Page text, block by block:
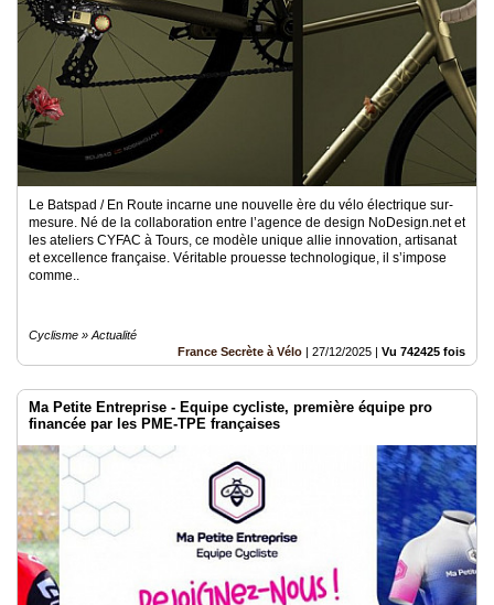
Le Batspad / En Route incarne une nouvelle ère du vélo électrique sur-
mesure. Né de la collaboration entre l’agence de design NoDesign.net et
les ateliers CYFAC à Tours, ce modèle unique allie innovation, artisanat
et excellence française. Véritable prouesse technologique, il s’impose
comme..
Cyclisme » Actualité
France Secrète à Vélo | 27/12/2025 | Vu 742425 fois
Ma Petite Entreprise - Equipe cycliste, première équipe pro
financée par les PME-TPE françaises